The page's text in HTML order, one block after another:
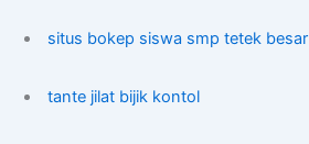
situs bokep siswa smp tetek besar
tante jilat bijik kontol